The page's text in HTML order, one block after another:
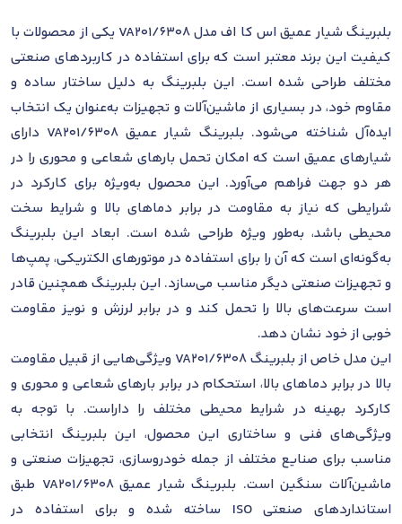
بلبرینگ شیار عمیق اس کا اف مدل 6308/VA201 یکی از محصولات با
کیفیت این برند معتبر است که برای استفاده در کاربردهای صنعتی
مختلف طراحی شده است. این بلبرینگ به دلیل ساختار ساده و
مقاوم خود، در بسیاری از ماشین‌آلات و تجهیزات به‌عنوان یک انتخاب
ایده‌آل شناخته می‌شود. بلبرینگ شیار عمیق 6308/VA201 دارای
شیارهای عمیق است که امکان تحمل بارهای شعاعی و محوری را در
هر دو جهت فراهم می‌آورد. این محصول به‌ویژه برای کارکرد در
شرایطی که نیاز به مقاومت در برابر دماهای بالا و شرایط سخت
محیطی باشد، به‌طور ویژه طراحی شده است. ابعاد این بلبرینگ
به‌گونه‌ای است که آن را برای استفاده در موتورهای الکتریکی، پمپ‌ها
و تجهیزات صنعتی دیگر مناسب می‌سازد. این بلبرینگ همچنین قادر
است سرعت‌های بالا را تحمل کند و در برابر لرزش و نویز مقاومت
خوبی از خود نشان دهد.
این مدل خاص از بلبرینگ 6308/VA201 ویژگی‌هایی از قبیل مقاومت
بالا در برابر دماهای بالا، استحکام در برابر بارهای شعاعی و محوری و
کارکرد بهینه در شرایط محیطی مختلف را داراست. با توجه به
ویژگی‌های فنی و ساختاری این محصول، این بلبرینگ انتخابی
مناسب برای صنایع مختلف از جمله خودروسازی، تجهیزات صنعتی و
ماشین‌آلات سنگین است. بلبرینگ شیار عمیق 6308/VA201 طبق
استانداردهای صنعتی ISO ساخته شده و برای استفاده در